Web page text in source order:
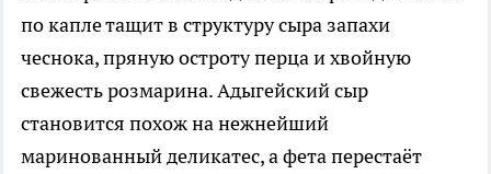
по капле тащит в структуру сыра запахи
чеснока, пряную остроту перца и хвойную
свежесть розмарина. Адыгейский сыр
становится похож на нежнейший
маринованный деликатес, а фета перестаёт